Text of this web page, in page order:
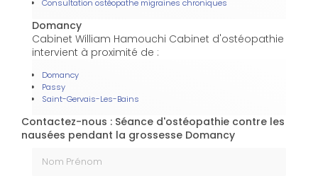
Consultation ostéopathe migraines chroniques
Domancy
Cabinet William Hamouchi Cabinet d'ostéopathie
intervient à proximité de :
Domancy
Passy
Saint-Gervais-Les-Bains
Contactez-nous : Séance d'ostéopathie contre les
nausées pendant la grossesse Domancy